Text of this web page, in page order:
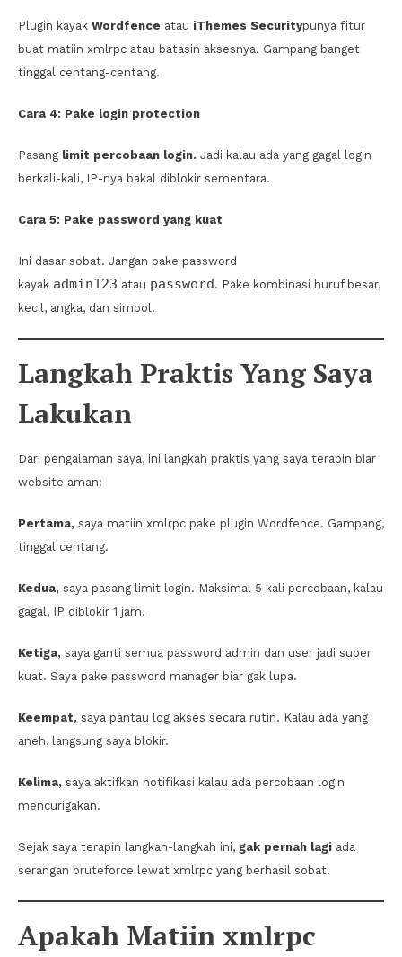
Plugin kayak Wordfence atau iThemes Securitypunya fitur
buat matiin xmlrpc atau batasin aksesnya. Gampang banget
tinggal centang-centang.
Cara 4: Pake login protection
Pasang limit percobaan login. Jadi kalau ada yang gagal login
berkali-kali, IP-nya bakal diblokir sementara.
Cara 5: Pake password yang kuat
Ini dasar sobat. Jangan pake password
kayak admin123 atau password. Pake kombinasi huruf besar,
kecil, angka, dan simbol.
Langkah Praktis Yang Saya
Lakukan
Dari pengalaman saya, ini langkah praktis yang saya terapin biar
website aman:
Pertama, saya matiin xmlrpc pake plugin Wordfence. Gampang,
tinggal centang.
Kedua, saya pasang limit login. Maksimal 5 kali percobaan, kalau
gagal, IP diblokir 1 jam.
Ketiga, saya ganti semua password admin dan user jadi super
kuat. Saya pake password manager biar gak lupa.
Keempat, saya pantau log akses secara rutin. Kalau ada yang
aneh, langsung saya blokir.
Kelima, saya aktifkan notifikasi kalau ada percobaan login
mencurigakan.
Sejak saya terapin langkah-langkah ini, gak pernah lagi ada
serangan bruteforce lewat xmlrpc yang berhasil sobat.
Apakah Matiin xmlrpc